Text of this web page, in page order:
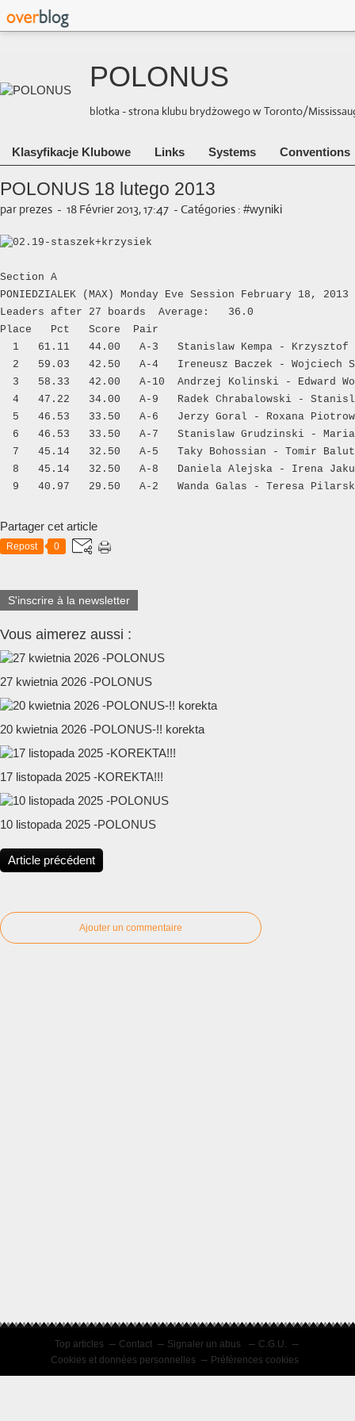
POLONUS
blotka - strona klubu brydżowego w Toronto/
Klasyfikacje Klubowe Links Systems Conventions
POLONUS 18 lutego 2013
par prezes - 18 Février 2013, 17:47 - Catégories : #wyniki
Section A
PONIEDZIALEK (MAX) Monday Eve Session February 18, 2013
Leaders after 27 boards  Average:   36.0
Place   Pct   Score  Pair
1   61.11   44.00   A-3   Stanislaw Kempa - Krzysztof
2   59.03   42.50   A-4   Ireneusz Baczek - Wojciech
3   58.33   42.00   A-10  Andrzej Kolinski - Edward
4   47.22   34.00   A-9   Radek Chrabalowski -
5   46.53   33.50   A-6   Jerzy Goral - Roxana
6   46.53   33.50   A-7   Stanislaw Grudzinski -
  7   45.14   32.50   A-5   Taky Bohossian - Tomir Balut
8   45.14   32.50   A-8   Daniela Alejska - Irena
9   40.97   29.50   A-2   Wanda Galas - Teresa
Partager cet article
Repost 0
S'inscrire à la newsletter
Vous aimerez aussi :
27 kwietnia 2026 -POLONUS
20 kwietnia 2026 -POLONUS-!! korekta
17 listopada 2025 -KOREKTA!!!
10 listopada 2025 -POLONUS
Article précédent
Ajouter un commentaire
Top articles Contact Signaler un abus
C.G.U.
Cookies et données personnelles
Préférences cookies